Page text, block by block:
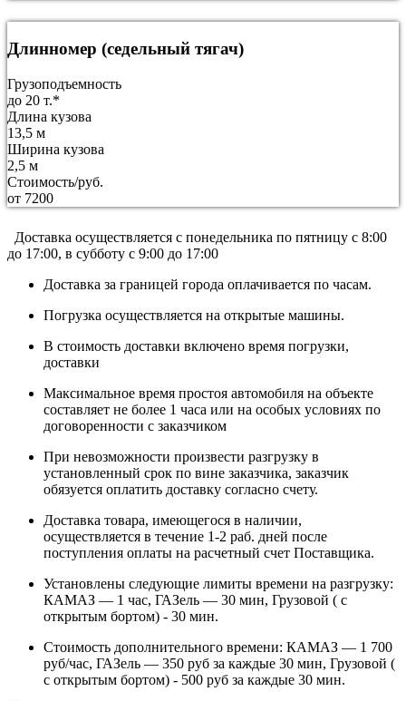
Длинномер (седельный тягач)
Грузоподъемность
до 20 т.*
Длина кузова
13,5 м
Ширина кузова
2,5 м
Стоимость/руб.
от 7200
Доставка осуществляется c понедельника по пятницу с 8:00
до 17:00, в субботу с 9:00 до 17:00
Доставка за границей города оплачивается по часам.
Погрузка осуществляется на открытые машины.
В стоимость доставки включено время погрузки,
доставки
Максимальное время простоя автомобиля на объекте
составляет не более 1 часа или на особых условиях по
договоренности с заказчиком
При невозможности произвести разгрузку в
установленный срок по вине заказчика, заказчик
обязуется оплатить доставку согласно счету.
Доставка товара, имеющегося в наличии,
осуществляется в течение 1-2 раб. дней после
поступления оплаты на расчетный счет Поставщика.
Установлены следующие лимиты времени на разгрузку:
КАМАЗ — 1 час, ГАЗель — 30 мин, Грузовой ( с
открытым бортом) - 30 мин.
Стоимость дополнительного времени: КАМАЗ — 1 700
руб/час, ГАЗель — 350 руб за каждые 30 мин, Грузовой (
с открытым бортом) - 500 руб за каждые 30 мин.